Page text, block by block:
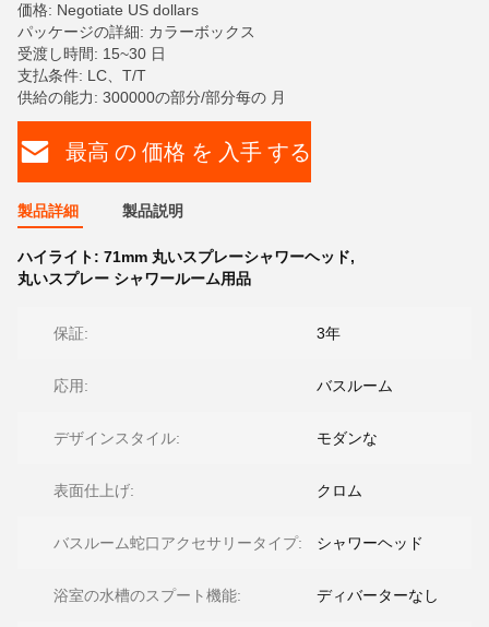
価格: Negotiate US dollars
パッケージの詳細: カラーボックス
受渡し時間: 15~30 日
支払条件: LC、T/T
供給の能力: 300000の部分/部分每の 月
最高 の 価格 を 入手 する
製品詳細 製品説明
ハイライト: 71mm 丸いスプレーシャワーヘッド,
丸いスプレー シャワールーム用品
保証: 3年
応用: バスルーム
デザインスタイル: モダンな
表面仕上げ: クロム
バスルーム蛇口アクセサリータイプ: シャワーヘッド
浴室の水槽のスプート機能: ディバーターなし